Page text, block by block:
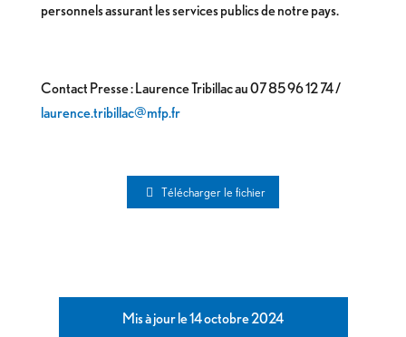
personnels assurant les services publics de notre pays.
Contact Presse : Laurence Tribillac au 07 85 96 12 74 /
laurence.tribillac@mfp.fr
Télécharger le fichier
Mis à jour le 14 octobre 2024